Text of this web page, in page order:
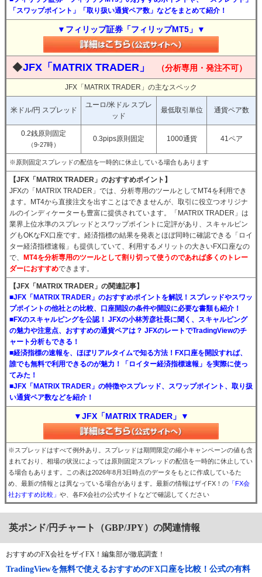
「スワップポイント」「取り扱い通貨ペア数」などをまとめて紹介！
▼フィリップ証券「フィリップMT5」▼
◆JFX「MATRIX TRADER」 （分析専用・発注不可）
JFX「MATRIX TRADER」の主なスペック
米ドル/円 スプレッド
ユーロ/米ドル スプレ
ッド
最低取引単位 通貨ペア数
0.2銭原則固定
（9-27時）
0.3pips原則固定 1000通貨 41ペア
※原則固定スプレッドの配信を一時的に休止している場合もあります
【JFX「MATRIX TRADER」のおすすめポイント】
JFXの「MATRIX TRADER」では、分析専用のツールとしてMT4を利用でき
ます。MT4から直接注文を出すことはできませんが、取引に役立つオリジナ
ルのインディケーターも豊富に提供されています。「MATRIX TRADER」は
業界上位水準のスプレッドとスワップポイントに定評があり、スキャルピン
グもOKなFX口座です。経済指標の結果を発表とほぼ同時に確認できる「ロイ
ター経済指標速報」も提供していて、利用するメリットの大きいFX口座なの
で、
MT4を分析専用のツールとして割り切って使うのであれば多くのトレー
ダーにおすすめできます。
【JFX「MATRIX TRADER」の関連記事】
■JFX「MATRIX TRADER」のおすすめポイントを解説！スプレッドやスワッ
プポイントの他社との比較、口座開設の条件や開設に必要な書類も紹介！
■FXのスキャルピングを公認！ JFXの小林芳彦社長に聞く、スキャルピング
の魅力や注意点、おすすめの通貨ペアは？ JFXのレートでTradingViewのチ
ャート分析もできる！
■経済指標の速報を、ほぼリアルタイムで知る方法！FX口座を開設すれば、
誰でも無料で利用できるのが魅力！「ロイター経済指標速報」を実際に使っ
てみた！
■JFX「MATRIX TRADER」の特徴やスプレッド、スワップポイント、取り扱
い通貨ペア数などを紹介！
▼JFX「MATRIX TRADER」▼
※スプレッドはすべて例外あり。スプレッドは期間限定の縮小キャンペーンの値も含
まれており、相場の状況によっては原則固定スプレッドの配信を一時的に休止してい
る場合もあります。この表は2026年8月3日時点のデータをもとに作成しているた
め、最新の情報とは異なっている場合があります。最新の情報はザイFX！の 「FX会
社おすすめ比較」 や、各FX会社の公式サイトなどで確認してください
英ポンド/円チャート（GBP/JPY）の関連情報
おすすめのFX会社をザイFX！編集部が徹底調査！
TradingViewを無料で使えるおすすめのFX口座を比較！公式の有料